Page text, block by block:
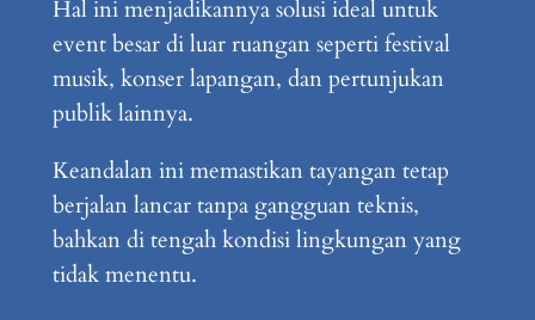
Hal ini menjadikannya solusi ideal untuk
event besar di luar ruangan seperti festival
musik, konser lapangan, dan pertunjukan
publik lainnya.
Keandalan ini memastikan tayangan tetap
berjalan lancar tanpa gangguan teknis,
bahkan di tengah kondisi lingkungan yang
tidak menentu.